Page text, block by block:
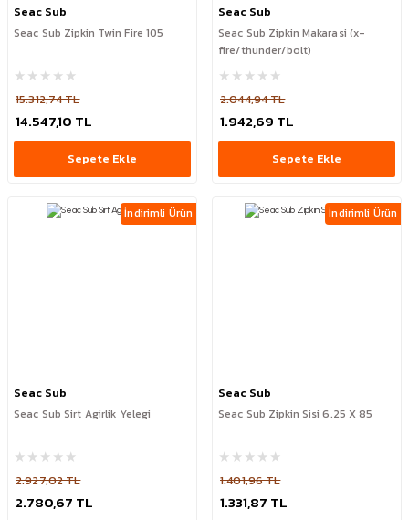
Seac Sub
Seac Sub Zipkin Twin Fire 105
15.312,74 TL
14.547,10 TL
Sepete Ekle
Seac Sub
Seac Sub Zipkin Makarasi (x-
fire/thunder/bolt)
2.044,94 TL
1.942,69 TL
Sepete Ekle
İndirimli Ürün
Seac Sub
Seac Sub Sirt Agirlik Yelegi
2.927,02 TL
2.780,67 TL
İndirimli Ürün
Seac Sub
Seac Sub Zipkin Sisi 6.25 X 85
1.401,96 TL
1.331,87 TL